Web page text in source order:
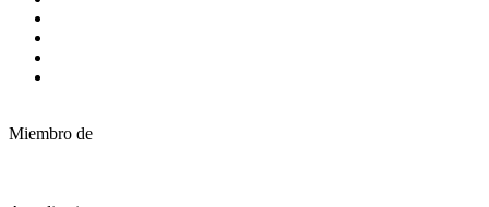
Miembro de